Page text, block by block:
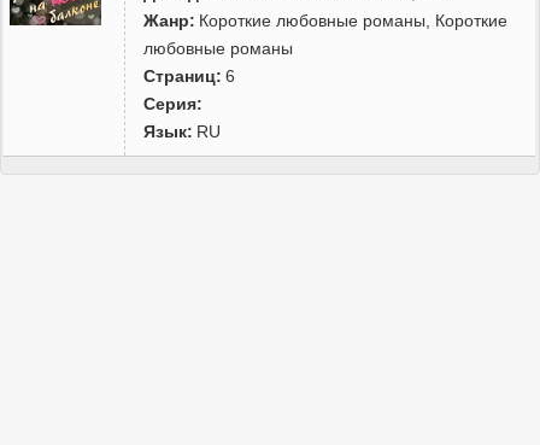
Жанр: Короткие любовные романы
Короткие
любовные романы
Страниц: 6
Серия:
Язык: RU